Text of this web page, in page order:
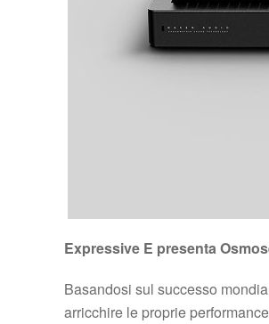
Expressive E presenta
Basandosi sul successo
arricchire le proprie